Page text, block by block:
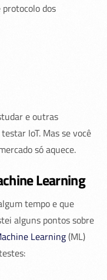
dos
e outras
IoT. Mas se você
só aquece.
Learning
tempo e que
alguns pontos sobre
Learning(ML)